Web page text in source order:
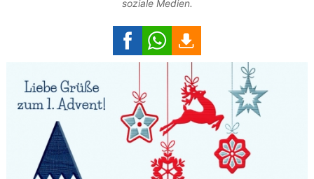
soziale Medien.